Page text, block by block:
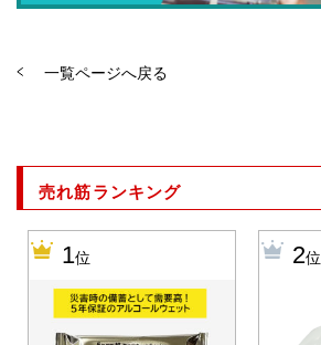
一覧ページへ戻る
売れ筋ランキング
1位 2位